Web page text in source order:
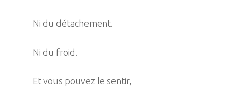
Ni du détachement.
Ni du froid.
Et vous pouvez le sentir,